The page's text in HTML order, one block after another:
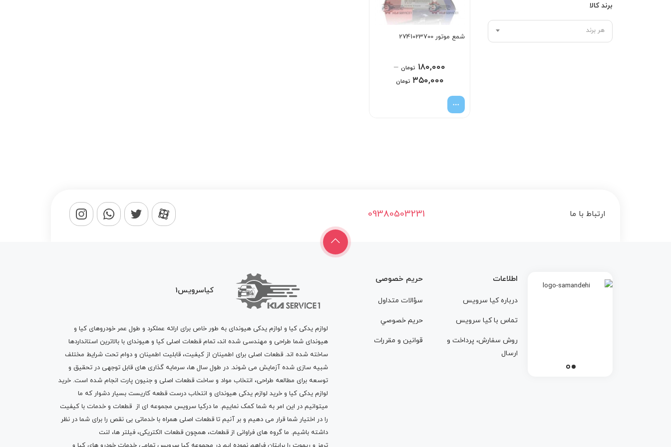
برند کالا
هر برند
شمع موتور 2741023700
۱۸۰,۰۰۰ تومان –
۳۵۰,۰۰۰ تومان
ارتباط با ما 09380503231
اطلاعات
درباره کيا سرويس
تماس با کيا سرويس
روش سفارش، پرداخت و
ارسال
حریم خصوصی
سؤالات متداول
حريم خصوصي
قوانين و مقررات
کیاسرویس1
لوازم یدکی کیا و لوازم یدکی هیوندای به طور خاص برای ارائه عملکرد و طول عمر خودروهای کیا و
هیوندای شما طراحی و مهندسی شده اند، تمام قطعات اصلی کیا و هیوندای با بالاترین استانداردها
ساخته شده اند. قطعات اصلی برای اطمینان از کیفیت، قابلیت اطمینان و دوام تحت شرایط مختلف
شبیه سازی شده آزمایش می شوند. در طول سال ها، سرمایه گذاری های قابل توجهی در تحقیق و
توسعه برای مطالعه طراحی، انتخاب مواد و ساخت قطعات اصلی و جنیون پارت انجام شده است. خرید
لوازم یدکی کیا و خرید لوازم یدکی هیوندای و انتخاب درست قطعه کاریست بسیار دشوار که ما
میتوانیم در این امر به شما کمک نماییم. ما درکیا سرویس مجموعه ای از قطعات و خدمات با کیفیت
را در اختیار شما قرار می دهیم و بر آنیم تا قطعات اصلی همراه با خدماتی بی نقص را برای شما در نظر
داشته باشیم. ما گروه های فراوانی از قطعات، همچون قطعات الکتریکی، فیلتر ها، لنت